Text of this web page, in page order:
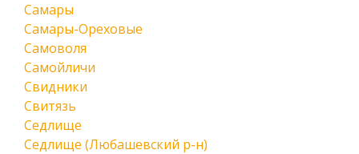
Самары
Самары-Ореховые
Самоволя
Самойличи
Свидники
Свитязь
Седлище
Седлище (Любашевский р-н)